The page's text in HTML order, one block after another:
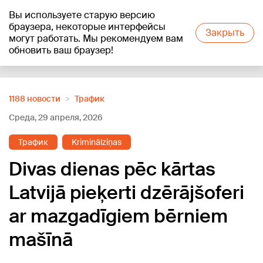
Вы используете старую версию
браузера, некоторые интерфейсы
могут работать. Мы рекомендуем вам
обновить ваш браузер!
Закрыть
+21°C
1188 новости
Трафик
Среда, 29 апреля, 2026
Трафик Kriminālziņas
Divas dienas pēc kārtas
Latvijā pieķerti dzērājšoferi
ar mazgadīgiem bērniem
mašīnā